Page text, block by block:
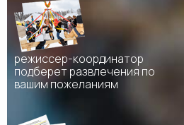
режиссер-координатор
подберет развлечения по
вашим пожеланиям